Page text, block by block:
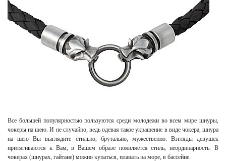
Все большей популярностью пользуются среди молодежи во всем мире шнуры,
чокеры на шею. И не случайно, ведь одевая такое украшение в виде чокера, шнура
на шею Вы выглядите стильно, брутально, мужественно. Взгляды девушек
притягиваются к Вам, в Вашем образе появляется стиль, неординарность. В
чокерах (шнурах, гайтане) можно купаться, плавать на море, в бассейне.